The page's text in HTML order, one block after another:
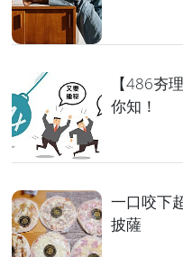
【486夯
你知！
一口咬下
披薩